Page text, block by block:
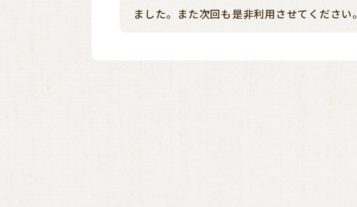
ました。また次回も是非利用させてください。